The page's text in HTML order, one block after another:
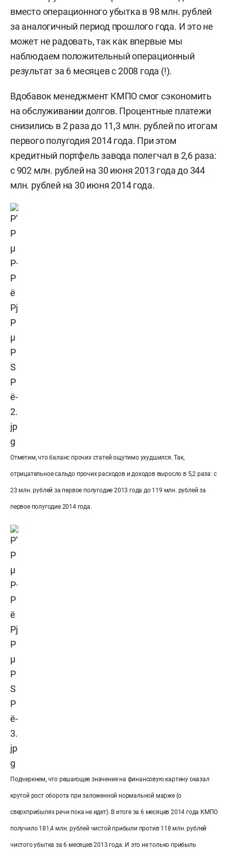
вместо операционного убытка в 98 млн. рублей
за аналогичный период прошлого года. И это не
может не радовать, так как впервые мы
наблюдаем положительный операционный
результат за 6 месяцев с 2008 года (!).
Вдобавок менеджмент КМПО смог сэкономить
на обслуживании долгов. Процентные платежи
снизились в 2 раза до 11,3 млн. рублей по итогам
первого полугодия 2014 года. При этом
кредитный портфель завода полегчал в 2,6 раза:
с 902 млн. рублей на 30 июня 2013 года до 344
млн. рублей на 30 июня 2014 года.
Отметим, что баланс прочих статей ощутимо ухудшился. Так,
отрицательное сальдо прочих расходов и доходов выросло в 5,2 раза: с
23 млн. рублей за первое полугодие 2013 года до 119 млн. рублей за
первое полугодие 2014 года.
Подчеркнем, что решающее значение на финансовую картину оказал
крутой рост оборота при заложенной нормальной марже (о
сверхприбылях речи пока не идет). В итоге за 6 месяцев 2014 года КМПО
получило 181,4 млн. рублей чистой прибыли против 118 млн. рублей
чистого убытка за 6 месяцев 2013 года. И это не только прибыль